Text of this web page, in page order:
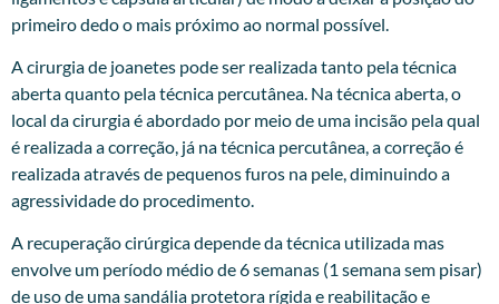
primeiro dedo o mais próximo ao normal possível.
A cirurgia de joanetes pode ser realizada tanto pela técnica
aberta quanto pela técnica percutânea. Na técnica aberta, o
local da cirurgia é abordado por meio de uma incisão pela qual
é realizada a correção, já na técnica percutânea, a correção é
realizada através de pequenos furos na pele, diminuindo a
agressividade do procedimento.
A recuperação cirúrgica depende da técnica utilizada mas
envolve um período médio de 6 semanas (1 semana sem pisar)
de uso de uma sandália protetora rígida e reabilitação e